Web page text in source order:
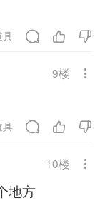
具
9楼
具
10楼
地方